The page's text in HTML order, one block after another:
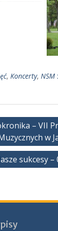
, Koncerty, NSM
– VII
w
sukcesy –